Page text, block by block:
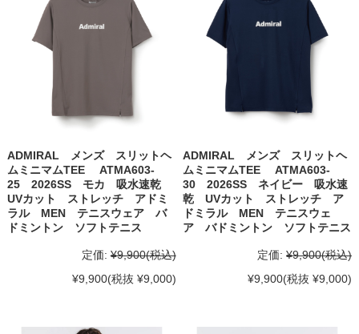
ADMIRAL メンズ スリットヘ
ムミニマムTEE ATMA603-
25 2026SS モカ 吸水速乾
UVカット ストレッチ アドミ
ラル MEN テニスウェア バ
ドミントン ソフトテニス
定価: ¥9,900(税込)
¥9,900(税抜 ¥9,000)
ADMIRAL メンズ スリットヘ
ムミニマムTEE ATMA603-
30 2026SS ネイビー 吸水速
乾 UVカット ストレッチ ア
ドミラル MEN テニスウェ
ア バドミントン ソフトテニス
定価: ¥9,900(税込)
¥9,900(税抜 ¥9,000)